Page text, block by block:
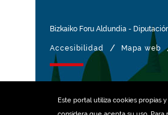
Este portal utiliza cookies propias
Bizkaiko Foru Aldundia -
Accesibilidad / Mapa web